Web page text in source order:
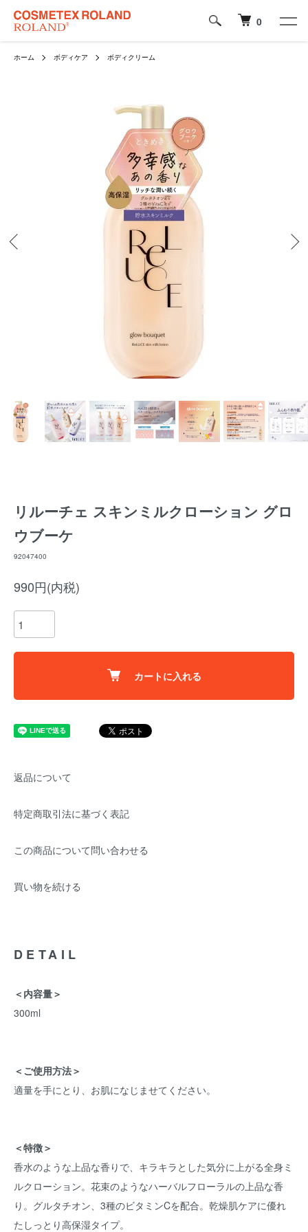
0
ホーム ボディケア ボディクリーム
リルーチェ スキンミルクローション グロ
ウブーケ
92047400
990円(内税)
カートに入れる
返品について
特定商取引法に基づく表記
この商品について問い合わせる
買い物を続ける
DETAIL
＜内容量＞
300ml
＜ご使用方法＞
適量を手にとり、お肌になじませてください。
＜特徴＞
香水のような上品な香りで、キラキラとした気分に上がる全身ミ
ルクローション。花束のようなハーバルフローラルの上品な香
り。グルタチオン、3種のビタミンCを配合。乾燥肌ケアに優れ
たしっとり高保湿タイプ。